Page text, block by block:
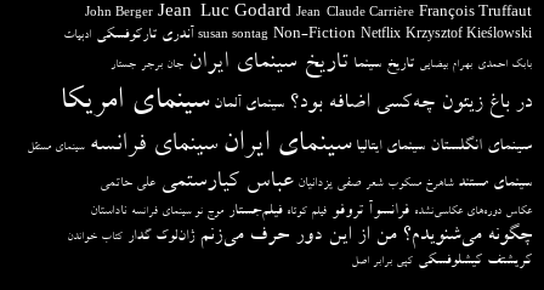
François Truffaut
Jean-Claude Carrière
Jean-Luc Godard
John Berger
Krzysztof Kieślowski
Netflix
Non-Fiction
susan sontag آندری تارکوفسکی ادبیات
بابک احمدی بهرام بیضایی تاریخ سینما تاریخ سینمای ایران جان برجر جستار
در باغ زیتون چه‌کسی اضافه بود؟ سینمای آلمان سینمای امریکا
سینمای انگلستان سینمای ایتالیا سینمای ایران سینمای فرانسه سینمای مستقل
سینمای مستند شاهرخ مسکوب شعر صفی یزدانیان عباس کیارستمی علی حاتمی
عکاس دوره‌های عکاسی‌نشده فرانسوآ تروفو فیلم کوتاه فیلم‌جستار موج نو سینمای فرانسه ناداستان
چگونه می‌شنویدم؟ من از این دور حرف می‌زنم ژان‌لوک گدار کتاب خواندن
کریشتف کیشلوفسکی کپی برابر اصل